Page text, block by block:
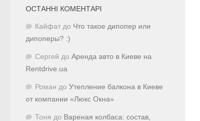
ОСТАННІ КОМЕНТАРІ
Кайфат до Что такое дипопер или
дипоперы? :)
Сергей до Аренда авто в Киеве на
Rentdrive.ua
Роман до Утепление балкона в Киеве
от компании «Люкс Окна»
Тоня до Вареная колбаса: состав,